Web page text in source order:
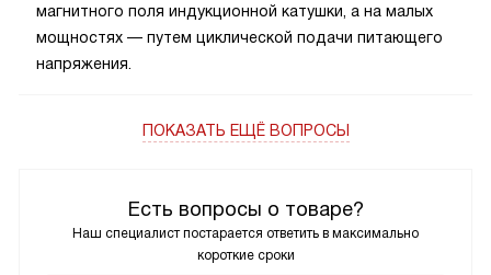
Есть вопросы о товаре?
Наш специалист постарается ответить в максимально
короткие сроки
магнитного поля индукционной катушки, а на малых
мощностях — путем циклической подачи питающего
напряжения.
ПОКАЗАТЬ ЕЩЁ ВОПРОСЫ